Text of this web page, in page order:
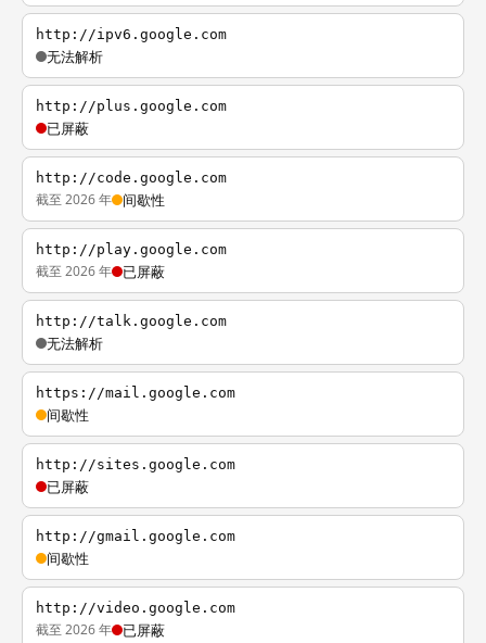
http://ipv6.google.com
无法解析
http://plus.google.com
已屏蔽
http://code.google.com
截至 2026 年 间歇性
http://play.google.com
截至 2026 年 已屏蔽
http://talk.google.com
无法解析
https://mail.google.com
间歇性
http://sites.google.com
已屏蔽
http://gmail.google.com
间歇性
http://video.google.com
截至 2026 年 已屏蔽